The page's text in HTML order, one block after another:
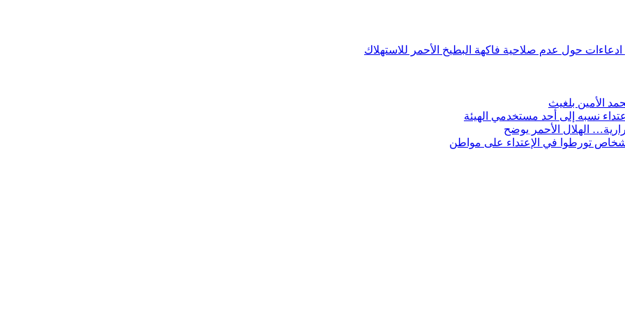
ادعاءات حول عدم صلاحية فاكهة البطيخ الأحمر للاستهلاك
الأمين بلغيث
نسبه إلى أحد مستخدمي الهيئة
الهلال الأحمر يوضح